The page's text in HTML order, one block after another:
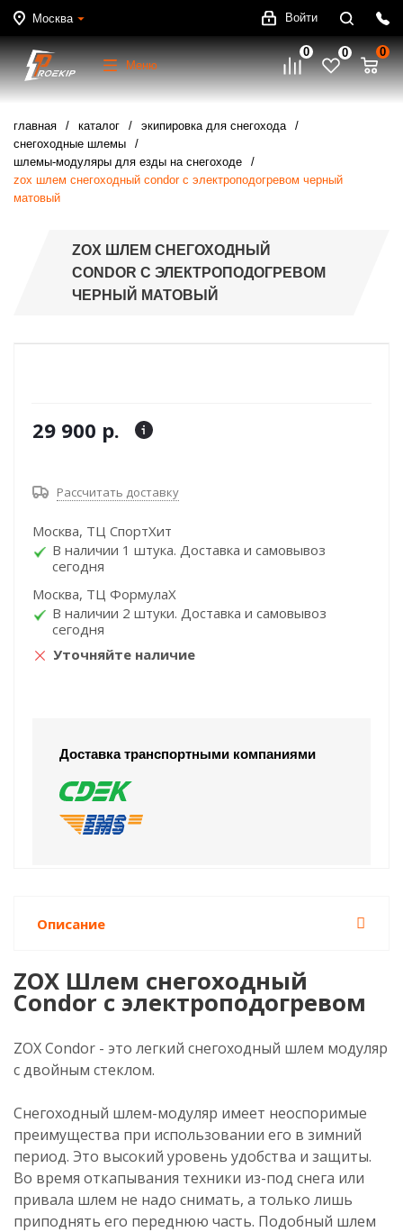
Москва Войти
Меню
0 0 0
главная каталог
экипировка для снегохода
снегоходные шлемы
шлемы-модуляры для езды на снегоходе
zox шлем снегоходный condor с электроподогревом черный
матовый
ZOX ШЛЕМ СНЕГОХОДНЫЙ
CONDOR С ЭЛЕКТРОПОДОГРЕВОМ
ЧЕРНЫЙ МАТОВЫЙ
29 900 р.
Рассчитать доставку
Москва, ТЦ СпортХит
В наличии 1 штука. Доставка и самовывоз
сегодня
Москва, ТЦ ФормулаХ
В наличии 2 штуки. Доставка и самовывоз
сегодня
Уточняйте наличие
Доставка транспортными компаниями
Описание
ZOX Шлем снегоходный
Condor с электроподогревом
ZOX Condor - это легкий снегоходный шлем модуляр
с двойным стеклом.
Снегоходный шлем-модуляр имеет неоспоримые
преимущества при использовании его в зимний
период. Это высокий уровень удобства и защиты.
Во время откапывания техники из-под снега или
привала шлем не надо снимать, а только лишь
приподнять его переднюю часть. Подобный шлем